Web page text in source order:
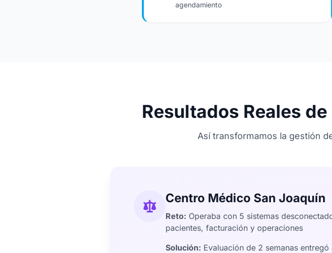
agendamiento
Resultados Reales
Así transformamos la gestión
Centro Médico San Joaquín
Reto: Operaba con 5 sistemas
pacientes, facturación y operaciones
Solución: Evaluación de 2 semanas